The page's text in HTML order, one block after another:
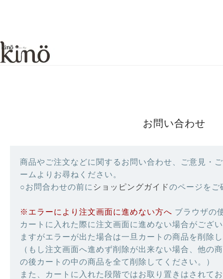
お問い合わせ
商品やご注文などに関するお問い合わせ、ご意見・
ームよりお尋ねください。
○お問合わせの前に ショッピングガイドのページをご
※エラーにより注文画面に進めない方へ ブラウザの
カートに入れた際に注文画面に進めない場合がござ
ますがエラーが出た場合は一旦カートの商品を削除
（もし注文画面へ進めず削除が出来ない場合、他の
の後カートの中の商品を全て削除してください。）
また、カートに入れた段階ではお取り置きはされて